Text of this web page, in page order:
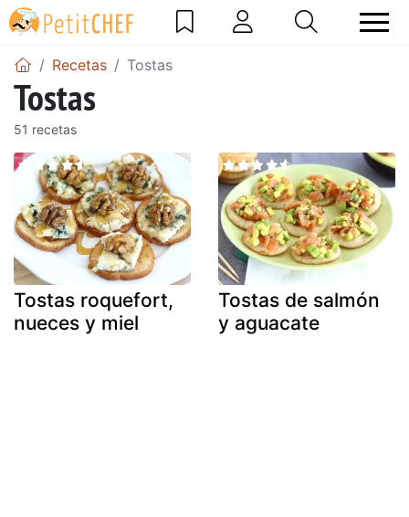
Recetas Tostas
Tostas
51 recetas
Tostas roquefort,
nueces y miel
Tostas de salmón
y aguacate